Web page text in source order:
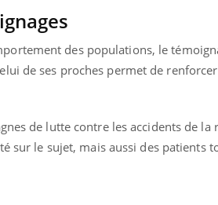
des populations, le
de ses proches permet de
de lutte contre les accidents de
sur le sujet, mais aussi des patients